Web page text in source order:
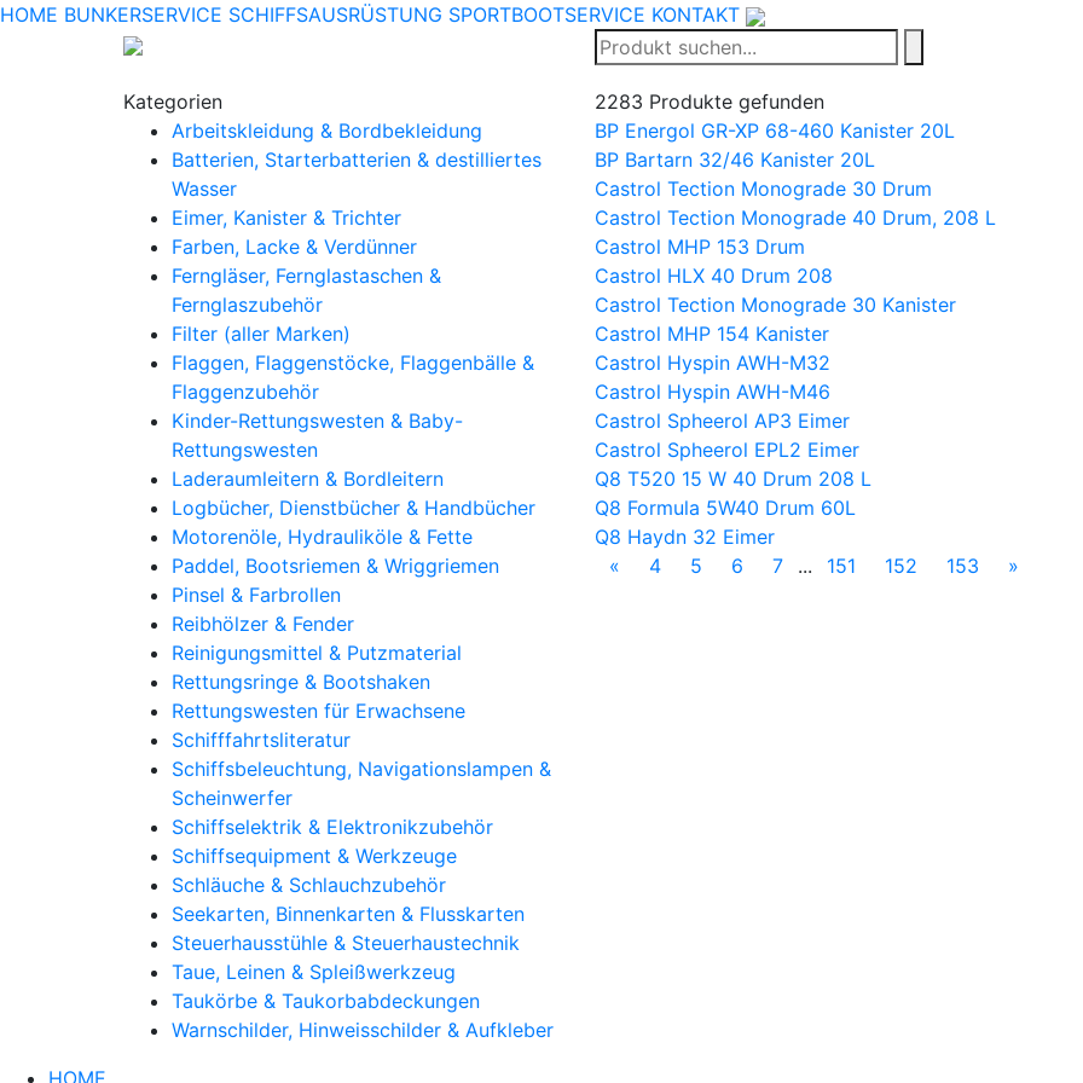
HOME BUNKERSERVICE SCHIFFSAUSRÜSTUNG SPORTBOOTSERVICE KONTAKT
Kategorien
Arbeitskleidung & Bordbekleidung
Batterien, Starterbatterien & destilliertes
Wasser
Eimer, Kanister & Trichter
Farben, Lacke & Verdünner
Ferngläser, Fernglastaschen &
Fernglaszubehör
Filter (aller Marken)
Flaggen, Flaggenstöcke, Flaggenbälle &
Flaggenzubehör
Kinder-Rettungswesten & Baby-
Rettungswesten
Laderaumleitern & Bordleitern
Logbücher, Dienstbücher & Handbücher
Motorenöle, Hydrauliköle & Fette
Paddel, Bootsriemen & Wriggriemen
Pinsel & Farbrollen
Reibhölzer & Fender
Reinigungsmittel & Putzmaterial
Rettungsringe & Bootshaken
Rettungswesten für Erwachsene
Schifffahrtsliteratur
Schiffsbeleuchtung, Navigationslampen &
Scheinwerfer
Schiffselektrik & Elektronikzubehör
Schiffsequipment & Werkzeuge
Schläuche & Schlauchzubehör
Seekarten, Binnenkarten & Flusskarten
Steuerhausstühle & Steuerhaustechnik
Taue, Leinen & Spleißwerkzeug
Taukörbe & Taukorbabdeckungen
Warnschilder, Hinweisschilder & Aufkleber
2283 Produkte gefunden
BP Energol GR-XP 68-460 Kanister 20L
BP Bartarn 32/46 Kanister 20L
Castrol Tection Monograde 30 Drum
Castrol Tection Monograde 40 Drum, 208 L
Castrol MHP 153 Drum
Castrol HLX 40 Drum 208
Castrol Tection Monograde 30 Kanister
Castrol MHP 154 Kanister
Castrol Hyspin AWH-M32
Castrol Hyspin AWH-M46
Castrol Spheerol AP3 Eimer
Castrol Spheerol EPL2 Eimer
Q8 T520 15 W 40 Drum 208 L
Q8 Formula 5W40 Drum 60L
Q8 Haydn 32 Eimer
«
4 5 6 7 ... 151 152 153 »
HOME